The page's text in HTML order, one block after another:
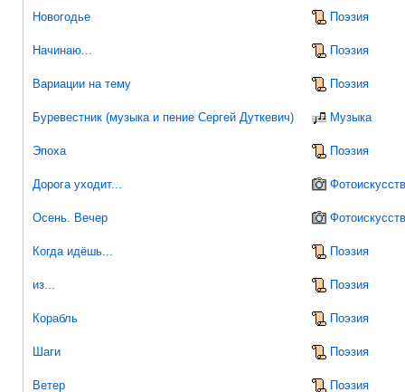
Новогодье Поэзия
Начинаю... Поэзия
Вариации на тему Поэзия
Буревестник (музыка и пение Сергей Дуткевич) Музыка
Эпоха Поэзия
Дорога уходит...
Осень. Вечер
Когда идёшь... Поэзия
из... Поэзия
Корабль Поэзия
Шаги Поэзия
Ветер Поэзия